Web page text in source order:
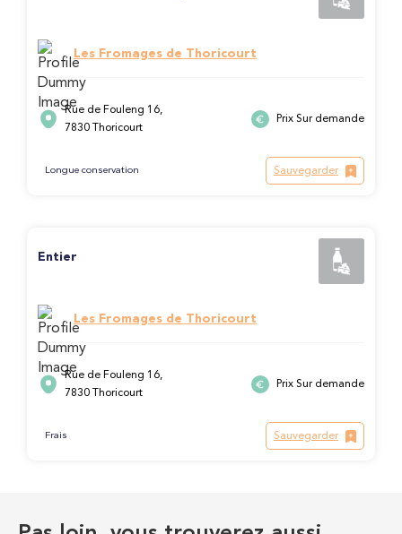
Les Fromages de Thoricourt
Rue de Fouleng 16,
7830 Thoricourt
Prix Sur demande
Longue conservation Sauvegarder
Entier
Les Fromages de Thoricourt
Rue de Fouleng 16,
7830 Thoricourt
Prix Sur demande
Frais Sauvegarder